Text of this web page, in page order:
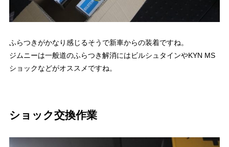
ふらつきがかなり感じるそうで新車からの装着ですね。
ジムニーは一般道のふらつき解消にはビルシュタインやKYN MS
ショックなどがオススメですね。
ショック交換作業